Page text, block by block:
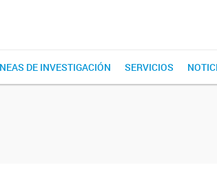
DE INVESTIGACIÓN SERVICIOS